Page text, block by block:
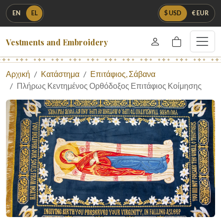
EN EL $ USD € EUR
Vestments and Embroidery
Αρχική Κατάστημα
Επιτάφιος, Σάβανα
Πλήρως Κεντημένος Ορθόδοξος Επιτάφιος Κοίμησης